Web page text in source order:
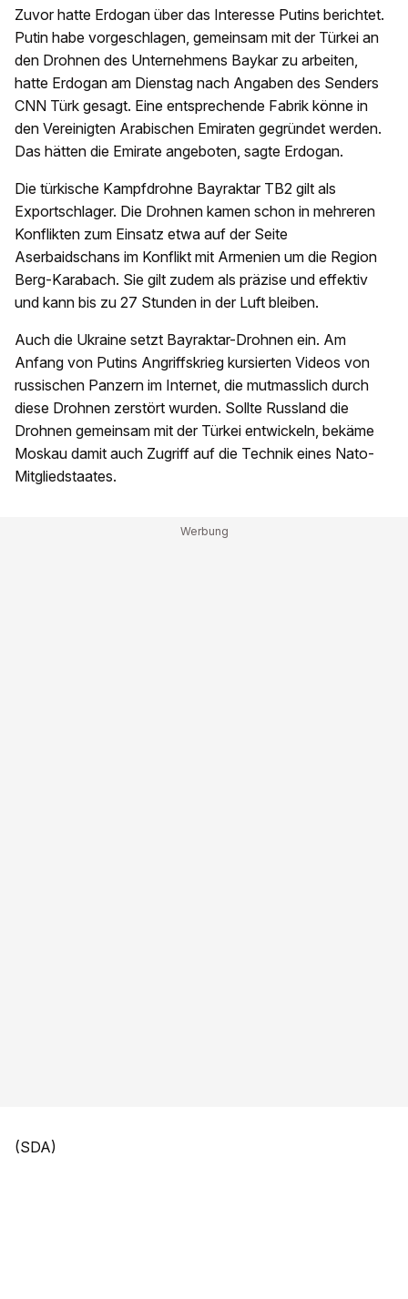
Zuvor hatte Erdogan über das Interesse Putins berichtet.
Putin habe vorgeschlagen, gemeinsam mit der Türkei an
den Drohnen des Unternehmens Baykar zu arbeiten,
hatte Erdogan am Dienstag nach Angaben des Senders
CNN Türk gesagt. Eine entsprechende Fabrik könne in
den Vereinigten Arabischen Emiraten gegründet werden.
Das hätten die Emirate angeboten, sagte Erdogan.
Die türkische Kampfdrohne Bayraktar TB2 gilt als
Exportschlager. Die Drohnen kamen schon in mehreren
Konflikten zum Einsatz etwa auf der Seite
Aserbaidschans im Konflikt mit Armenien um die Region
Berg-Karabach. Sie gilt zudem als präzise und effektiv
und kann bis zu 27 Stunden in der Luft bleiben.
Auch die Ukraine setzt Bayraktar-Drohnen ein. Am
Anfang von Putins Angriffskrieg kursierten Videos von
russischen Panzern im Internet, die mutmasslich durch
diese Drohnen zerstört wurden. Sollte Russland die
Drohnen gemeinsam mit der Türkei entwickeln, bekäme
Moskau damit auch Zugriff auf die Technik eines Nato-
Mitgliedstaates.
(SDA)